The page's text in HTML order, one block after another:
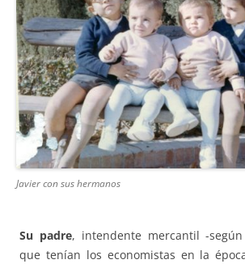
Javier con sus hermanos
Su padre, intendente mercantil -
que tenían los economistas en la